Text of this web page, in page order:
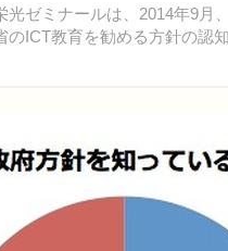
ゼミナールは、2014年9月
ICT教育を勧める方針の認